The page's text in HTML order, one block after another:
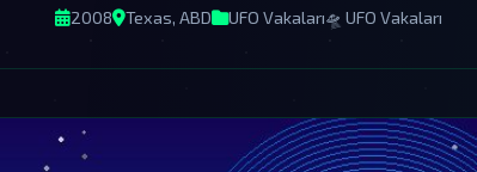
2008 Texas, ABD UFO Vakaları🛸 UFO Vakaları